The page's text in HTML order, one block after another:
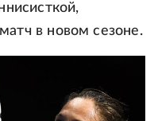
в новом сезоне.